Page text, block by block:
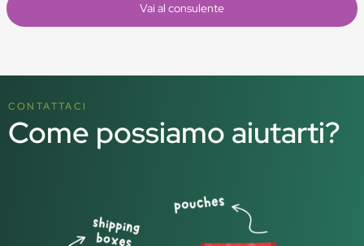
Vai al consulente
CONTATTACI
Come possiamo aiutarti?